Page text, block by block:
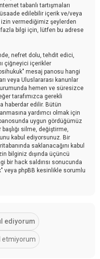
tabanlı tartışmaları
edilebilir içerik ve/veya
vermediğimiz şeylerden
bilgi için, lütfen bu adrese
nefret dolu, tehdit edici,
çiğneyici içerikler
mesaj panosu hangi
veya Uluslararası kanunlar
hemen ve süresizce
tarafımızca gerekli
haberdar edilir. Bütün
yardımcı olmak için
uygun gördüğümüz
silme, değiştirme,
kabul ediyorsunuz. Bir
saklanacağını kabul
bilginiz dışında üçüncü
bir hack saldırısı sonucunda
veya phpBB kesinlikle sorumlu